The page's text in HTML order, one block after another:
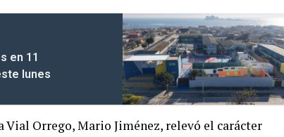
en 11
lunes
Vial Orrego, Mario Jiménez, relevó el carácter